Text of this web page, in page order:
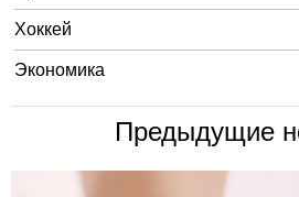
Хоккей
Экономика
Предыдущие